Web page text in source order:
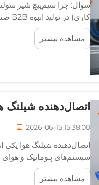
همه چیز از سیلندرهای هوایی
مشاهده بیشتر
اتصال‌دهنده
2026-06-15 15:38:00
اتصال‌دهنده شیلنگ هوا
سیستم‌های پنوماتیک و هوای
کار می‌کنید، توانایی اتصال...
مشاهده بیشتر